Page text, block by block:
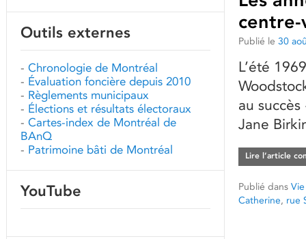
Publié le 30
L’été
au
Jane
Lire l’article
Publié dans
Catherine, rue
Outils externes
- Chronologie de Montréal
- Évaluation foncière depuis 2010
- Règlements municipaux
- Élections et résultats électoraux
- Cartes-index de Montréal de
BAnQ
- Patrimoine bâti de Montréal
YouTube